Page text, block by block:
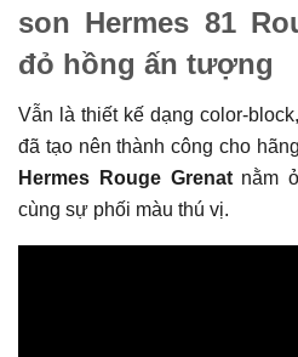
son Hermes 81
đỏ hồng ấn tượng
Vẫn là thiết kế dạng color-
đã tạo nên thành công cho
Hermes Rouge Grenatnằm
cùng sự phối màu thú vị.